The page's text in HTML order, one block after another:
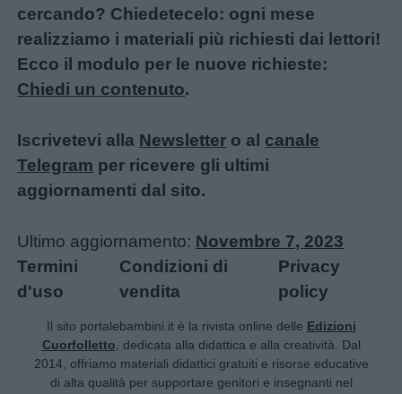
cercando? Chiedetecelo: ogni mese
realizziamo i materiali più richiesti dai lettori!
Ecco il modulo per le nuove richieste:
Chiedi un contenuto.
Iscrivetevi alla Newsletter o al canale
Telegram per ricevere gli ultimi
aggiornamenti dal sito.
Ultimo aggiornamento: Novembre 7, 2023
Termini
d'uso
Condizioni di
vendita
Privacy
policy
Il sito portalebambini.it è la rivista online delle Edizioni
Cuorfolletto , dedicata alla didattica e alla creatività. Dal
2014, offriamo materiali didattici gratuiti e risorse educative
di alta qualità per supportare genitori e insegnanti nel